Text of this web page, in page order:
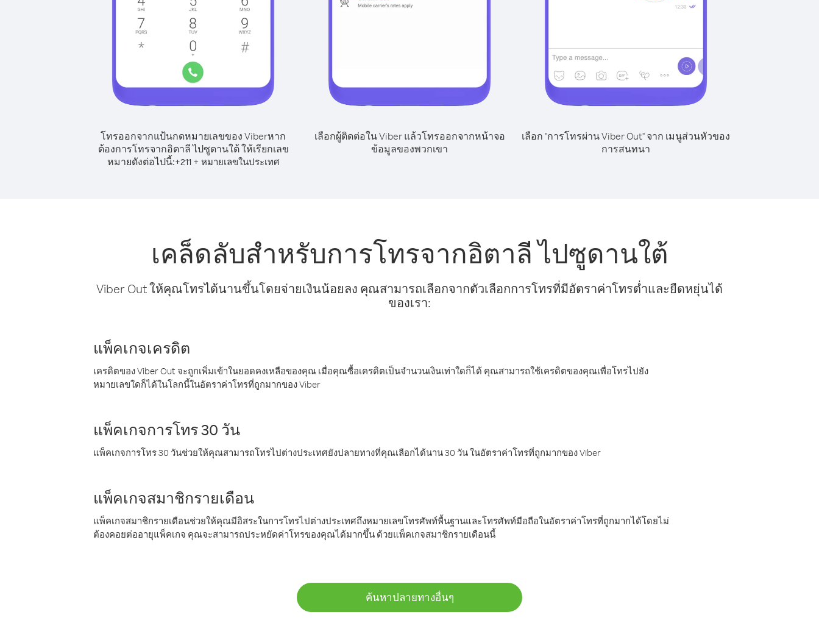
โทรออกจากแป้นกดหมายเลขของ Viberหาก
ต้องการโทรจากอิตาลี ไปซูดานใต้ ให้เรียกเลข
หมายดังต่อไปนี้:+211+ หมายเลขในประเทศ
เลือกผู้ติดต่อใน Viber แล้วโทรออกจากหน้าจอ
ข้อมูลของพวกเขา
เลือก "การโทรผ่าน Viber Out" จาก เมนูส่วนหัวของ
การสนทนา
เคล็ดลับสำหรับการโทรจากอิตาลี ไปซูดานใต้
Viber Out ให้คุณโทรได้นานขึ้นโดยจ่ายเงินน้อยลง คุณสามารถเลือกจากตัวเลือกการโทรที่มีอัตราค่าโทรต่ำและยืดหยุ่นได้
ของเรา:
แพ็คเกจเครดิต
เครดิตของ Viber Out จะถูกเพิ่มเข้าในยอดคงเหลือของคุณ เมื่อคุณซื้อเครดิตเป็นจำนวนเงินเท่าใดก็ได้ คุณสามารถใช้เครดิตของคุณเพื่อโทรไปยัง
หมายเลขใดก็ได้ในโลกนี้ในอัตราค่าโทรที่ถูกมากของ Viber
แพ็คเกจการโทร 30 วัน
แพ็คเกจการโทร 30 วันช่วยให้คุณสามารถโทรไปต่างประเทศยังปลายทางที่คุณเลือกได้นาน 30 วัน ในอัตราค่าโทรที่ถูกมากของ Viber
แพ็คเกจสมาชิกรายเดือน
แพ็คเกจสมาชิกรายเดือนช่วยให้คุณมีอิสระในการโทรไปต่างประเทศถึงหมายเลขโทรศัพท์พื้นฐานและโทรศัพท์มือถือในอัตราค่าโทรที่ถูกมากได้โดยไม่
ต้องคอยต่ออายุแพ็คเกจ คุณจะสามารถประหยัดค่าโทรของคุณได้มากขึ้น ด้วยแพ็คเกจสมาชิกรายเดือนนี้
ค้นหาปลายทางอื่นๆ